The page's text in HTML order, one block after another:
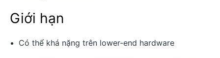
Giới hạn
Có thể khá nặng trên lower-end hardware